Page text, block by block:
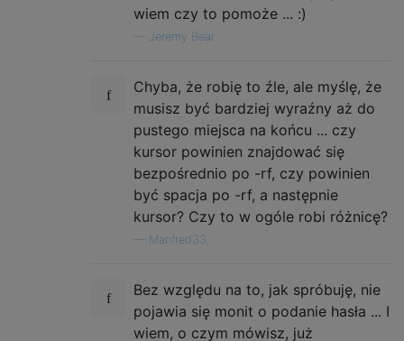
wiem czy to pomoże ... :)
Jeremy Bear
Chyba, że ​​robię to źle, ale myślę, że
musisz być bardziej wyraźny aż do
pustego miejsca na końcu ... czy
kursor powinien znajdować się
bezpośrednio po -rf, czy powinien
być spacja po -rf, a następnie
kursor? Czy to w ogóle robi różnicę?
Manfred33,
Bez względu na to, jak spróbuję, nie
pojawia się monit o podanie hasła ... I
wiem, o czym mówisz, już